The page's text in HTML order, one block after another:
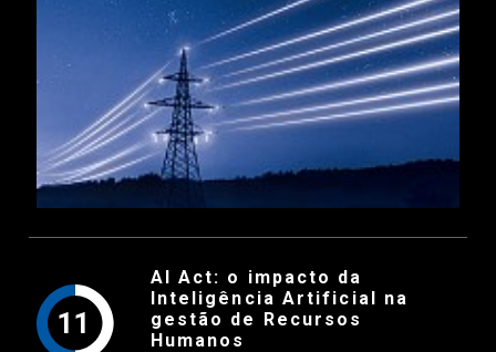
11
AI Act: o impacto da
Inteligência Artificial na
gestão de Recursos
Humanos